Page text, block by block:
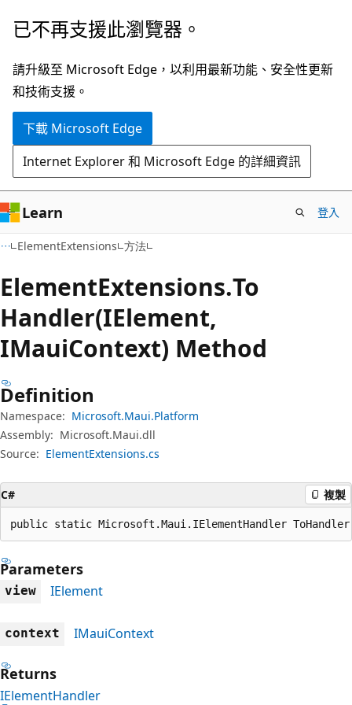
跳
主
要
內
跳
頁
面
內
覽
已不再支援此瀏覽器。
請升級至 Microsoft Edge，以利用最新功能、安全性更新
和技術支援。
下載 Microsoft Edge
Internet Explorer 和 Microsoft Edge 的詳細資訊
Learn 登入
ElementExtensions 方法
ElementExtensions.To
Handler(IElement,
IMauiContext) Method
Definition
Namespace: Microsoft.Maui.Platform
Assembly: Microsoft.Maui.dll
Source: ElementExtensions.cs
C# 複製
public static Microsoft.Maui.IElementHandler
Parameters
view IElement
context IMauiContext
Returns
IElementHandler